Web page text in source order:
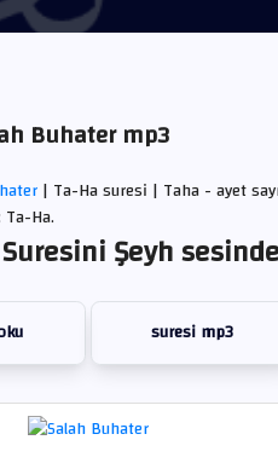
Buhater mp3
| Ta-Ha suresi | Taha - ayet
Ha.
Şeyh
suresi mp3